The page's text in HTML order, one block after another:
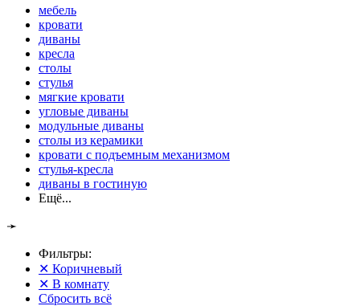
мебель
кровати
диваны
кресла
столы
стулья
мягкие кровати
угловые диваны
модульные диваны
столы из керамики
кровати с подъемным механизмом
стулья-кресла
диваны в гостиную
Ещё...
➛
Фильтры:
✕ Коричневый
✕ В комнату
Сбросить всё